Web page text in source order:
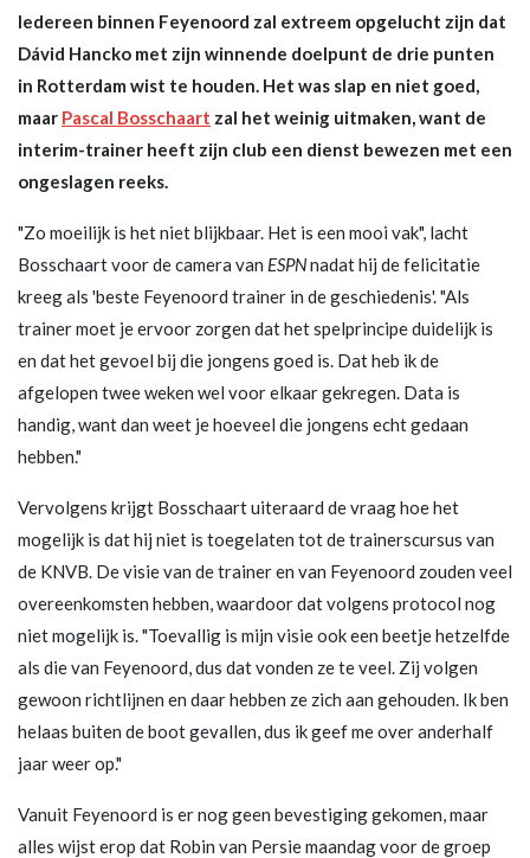
Iedereen binnen Feyenoord zal extreem opgelucht zijn dat
Dávid Hancko met zijn winnende doelpunt de drie punten
in Rotterdam wist te houden. Het was slap en niet goed,
maar Pascal Bosschaart zal het weinig uitmaken, want de
interim-trainer heeft zijn club een dienst bewezen met een
ongeslagen reeks.
"Zo moeilijk is het niet blijkbaar. Het is een mooi vak", lacht
Bosschaart voor de camera van ESPNnadat hij de felicitatie
kreeg als 'beste Feyenoord trainer in de geschiedenis'. "Als
trainer moet je ervoor zorgen dat het spelprincipe duidelijk is
en dat het gevoel bij die jongens goed is. Dat heb ik de
afgelopen twee weken wel voor elkaar gekregen. Data is
handig, want dan weet je hoeveel die jongens echt gedaan
hebben."
Vervolgens krijgt Bosschaart uiteraard de vraag hoe het
mogelijk is dat hij niet is toegelaten tot de trainerscursus van
de KNVB. De visie van de trainer en van Feyenoord zouden veel
overeenkomsten hebben, waardoor dat volgens protocol nog
niet mogelijk is. "Toevallig is mijn visie ook een beetje hetzelfde
als die van Feyenoord, dus dat vonden ze te veel. Zij volgen
gewoon richtlijnen en daar hebben ze zich aan gehouden. Ik ben
helaas buiten de boot gevallen, dus ik geef me over anderhalf
jaar weer op."
Vanuit Feyenoord is er nog geen bevestiging gekomen, maar
alles wijst erop dat Robin van Persie maandag voor de groep